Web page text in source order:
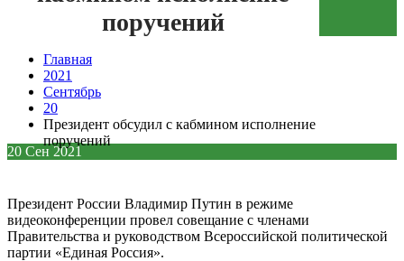
Зеленая кнопкапоручений
Главная
2021
Сентябрь
20
Президент обсудил с кабмином исполнение
поручений
20 Сен 2021
Президент России Владимир Путин в режиме
видеоконференции провел совещание с членами
Правительства и руководством Всероссийской политической
партии «Единая Россия».